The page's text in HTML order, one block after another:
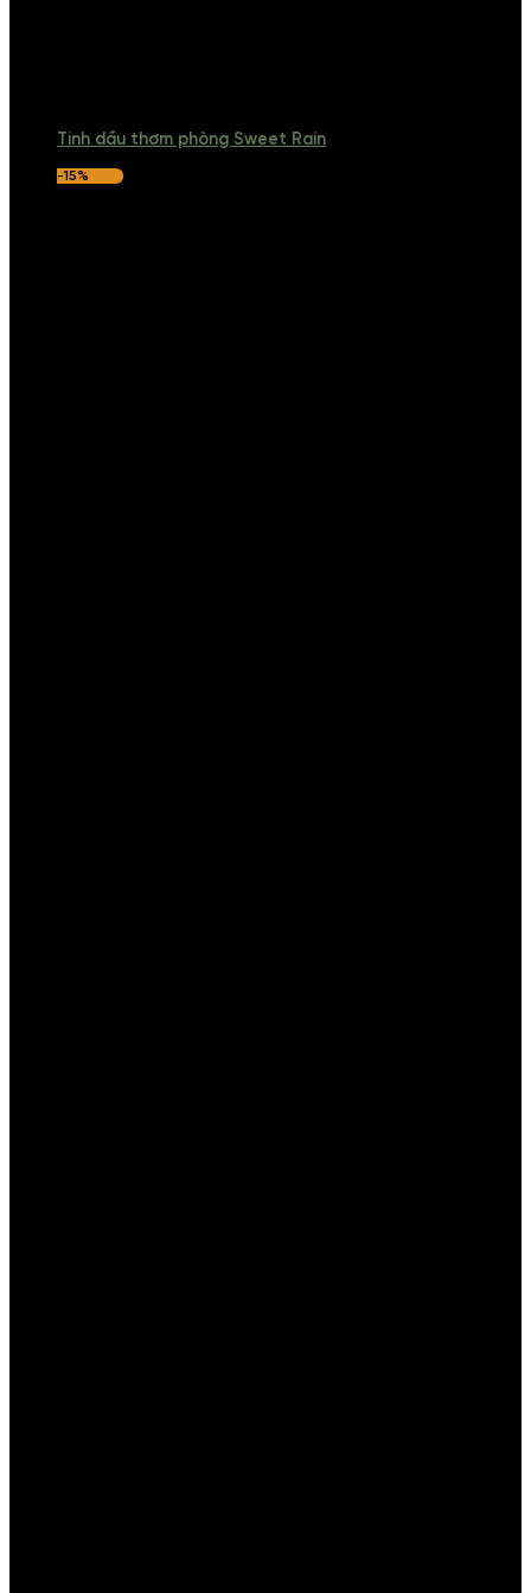
Tinh dầu thơm phòng Sweet Rain
-15%